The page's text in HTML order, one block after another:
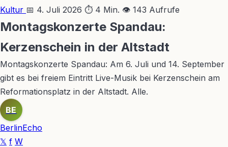
Kultur 📅 4. Juli 2026 ⏱ 4 Min. 👁 143 Aufrufe
Montagskonzerte Spandau:
Kerzenschein in der Altstadt
Montagskonzerte Spandau: Am 6. Juli und 14. September
gibt es bei freiem Eintritt Live-Musik bei Kerzenschein am
Reformationsplatz in der Altstadt. Alle.
BE
BerlinEcho
𝕏 f W